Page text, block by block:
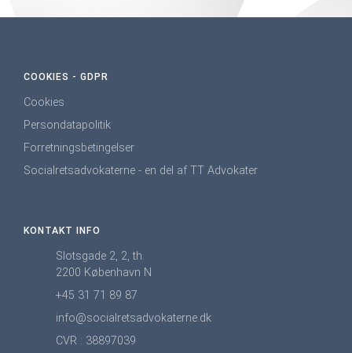
COOKIES - GDPR
Cookies
Persondatapolitik
Forretningsbetingelser
Socialretsadvokaterne - en del af TT Advokater
KONTAKT INFO
Slotsgade 2, 2, th.
2200 København N
+45 31 71 89 87
info@socialretsadvokaterne.dk
CVR : 38897039